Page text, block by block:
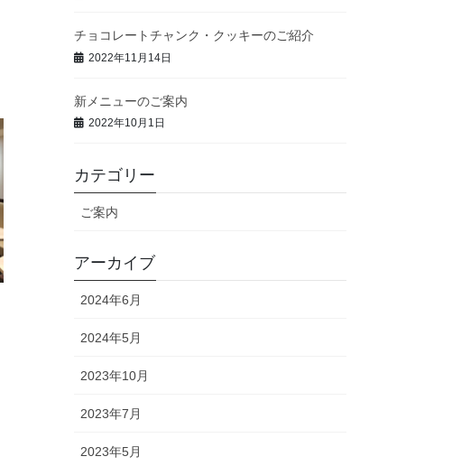
チョコレートチャンク・クッキーのご紹介
2022年11月14日
新メニューのご案内
2022年10月1日
カテゴリー
ご案内
アーカイブ
2024年6月
2024年5月
2023年10月
2023年7月
2023年5月